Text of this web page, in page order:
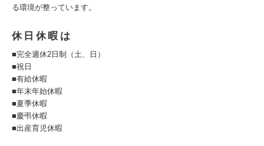
る環境が整っています。
休日休暇は
■完全週休2日制（土、日）
■祝日
■有給休暇
■年末年始休暇
■夏季休暇
■慶弔休暇
■出産育児休暇